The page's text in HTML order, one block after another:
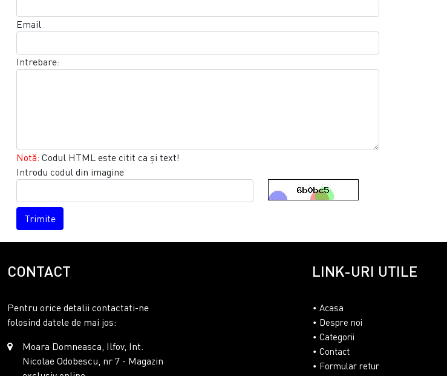
Email
Intrebare:
Notă: Codul HTML este citit ca şi text!
Introdu codul din imagine
Trimite
CONTACT
Pentru orice detalii contactati-ne
folosind datele de mai jos:
Moara Domneasca, Ilfov, Int.
Nicolae Odobescu, nr 7 - Magazin
LINK-URI UTILE
Acasa
Despre noi
Categorii
Contact
Formular retur